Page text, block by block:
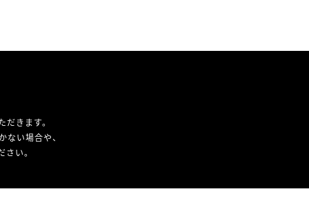
きます。
い場合や、
い。